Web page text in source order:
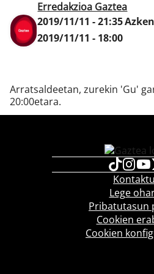
Erredakzioa Gaztea
2019/11/11 - 21:35
2019/11/11 - 18:00
Arratsaldeetan, zurekin 'Gu'
20:00etara.
Lege
Pribatutasun
Cookien
Cookien